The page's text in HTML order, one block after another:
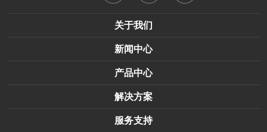
关于我们
新闻中心
产品中心
解决方案
服务支持